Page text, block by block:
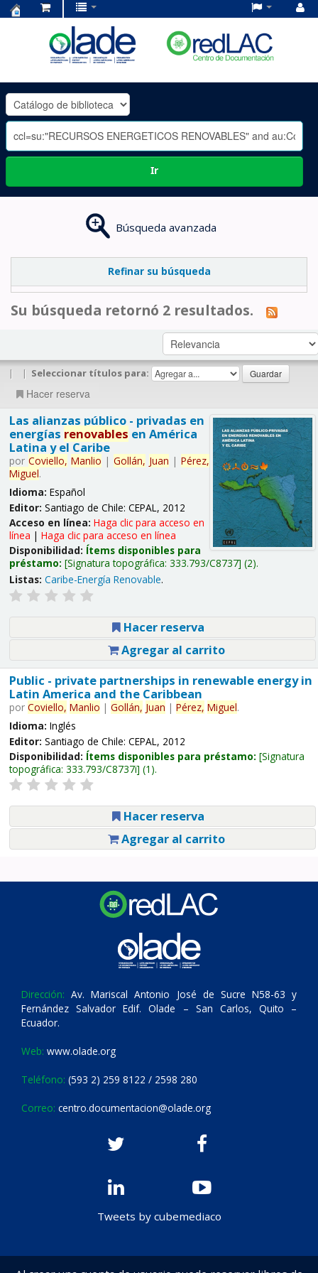
OLADE
-
Ir
Búsqueda avanzada
Refinar su búsqueda
Su búsqueda retornó 2 resultados.
| | Seleccionar títulos para:
Hacer reserva
Las alianzas público - privadas en
energías renovables en América
Latina y el Caribe
por Coviello, Manlio | Gollán, Juan | Pérez,
Miguel.
Idioma: Español
Editor: Santiago de Chile: CEPAL, 2012
Acceso en línea: Haga clic para acceso en
línea | Haga clic para acceso en línea
Disponibilidad: Ítems disponibles para
préstamo: Signatura topográfica: 333.793/C8737 (2).
Listas: Caribe-Energía Renovable.
Hacer reserva
Agregar al carrito
Public - private partnerships in renewable energy in
Latin America and the Caribbean
por Coviello, Manlio | Gollán, Juan | Pérez, Miguel.
Idioma: Inglés
Editor: Santiago de Chile: CEPAL, 2012
Disponibilidad: Ítems disponibles para préstamo: Signatura
topográfica: 333.793/C8737i (1).
Hacer reserva
Agregar al carrito
Dirección: Av. Mariscal Antonio José de Sucre N58-63 y
Fernández Salvador Edif. Olade – San Carlos, Quito –
Ecuador.
Web: www.olade.org
Teléfono: (593 2) 259 8122 / 2598 280
Correo: centro.documentacion@olade.org
Tweets by cubemediaco